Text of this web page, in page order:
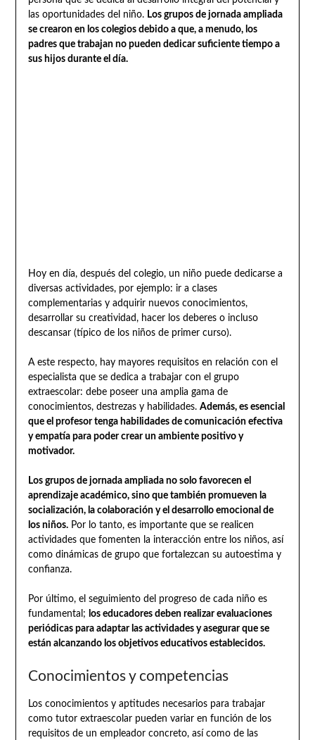
las oportunidades del niño. Los grupos de jornada ampliada
se crearon en los colegios debido a que, a menudo, los
padres que trabajan no pueden dedicar suficiente tiempo a
sus hijos durante el día.
Hoy en día, después del colegio, un niño puede dedicarse a
diversas actividades, por ejemplo: ir a clases
complementarias y adquirir nuevos conocimientos,
desarrollar su creatividad, hacer los deberes o incluso
descansar (típico de los niños de primer curso).
A este respecto, hay mayores requisitos en relación con el
especialista que se dedica a trabajar con el grupo
extraescolar: debe poseer una amplia gama de
conocimientos, destrezas y habilidades. Además, es esencial
que el profesor tenga habilidades de comunicación efectiva
y empatía para poder crear un ambiente positivo y
motivador.
Los grupos de jornada ampliada no solo favorecen el
aprendizaje académico, sino que también promueven la
socialización, la colaboración y el desarrollo emocional de
los niños.Por lo tanto, es importante que se realicen
actividades que fomenten la interacción entre los niños, así
como dinámicas de grupo que fortalezcan su autoestima y
confianza.
Por último, el seguimiento del progreso de cada niño es
fundamental; los educadores deben realizar evaluaciones
periódicas para adaptar las actividades y asegurar que se
están alcanzando los objetivos educativos establecidos.
Conocimientos y competencias
Los conocimientos y aptitudes necesarios para trabajar
como tutor extraescolar pueden variar en función de los
requisitos de un empleador concreto, así como de las